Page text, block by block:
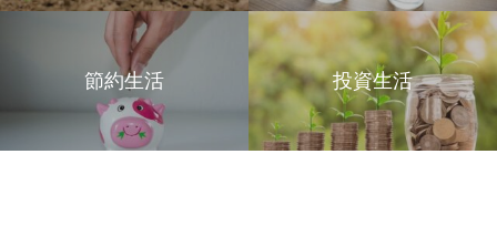
節約生活 投資生活